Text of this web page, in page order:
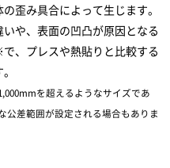
歪み具合によって生じます。
や、表面の凹凸が原因となる
、プレスや熱貼りと比較する
を超えるようなサイズであ
公差範囲が設定される場合もありま